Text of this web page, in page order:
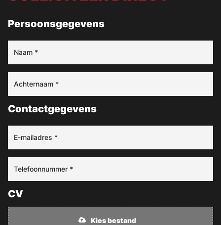
Persoonsgegevens
Contactgegevens
CV
Kies bestand